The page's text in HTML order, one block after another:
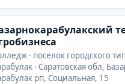
· поселок городского
· Саратовская обл,
рп, Социальная, 15